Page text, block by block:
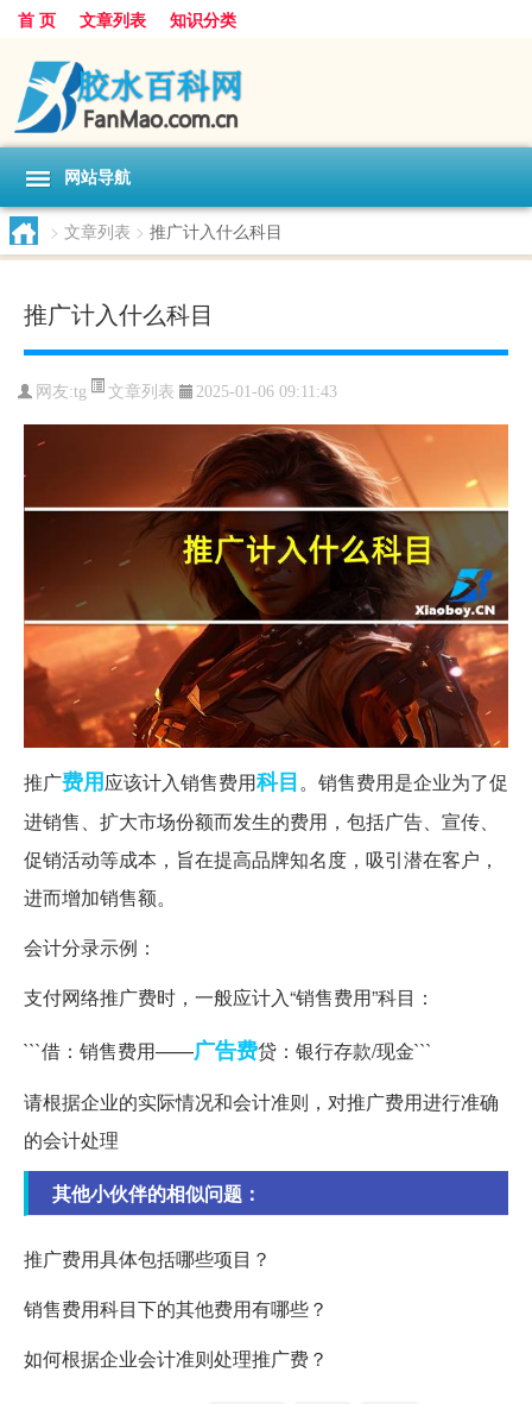
首 页 文章列表 知识分类
网站导航
> 文章列表 > 推广计入什么科目
推广计入什么科目
网友:tg 文章列表 2025-01-06 09:11:43
推广费用应该计入销售费用科目。销售费用是企业为了促
进销售、扩大市场份额而发生的费用，包括广告、宣传、
促销活动等成本，旨在提高品牌知名度，吸引潜在客户，
进而增加销售额。
会计分录示例：
支付网络推广费时，一般应计入“销售费用”科目：
```借：销售费用——广告费贷：银行存款/现金```
请根据企业的实际情况和会计准则，对推广费用进行准确
的会计处理
其他小伙伴的相似问题：
推广费用具体包括哪些项目？
销售费用科目下的其他费用有哪些？
如何根据企业会计准则处理推广费？